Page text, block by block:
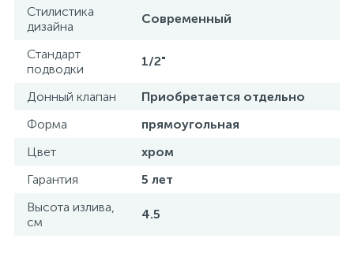
Стилистика
дизайна
Современный
Стандарт
подводки
1/2"
Донный клапан
Приобретается отдельно
Форма
прямоугольная
Цвет
хром
Гарантия
5 лет
Высота излива,
см
4.5